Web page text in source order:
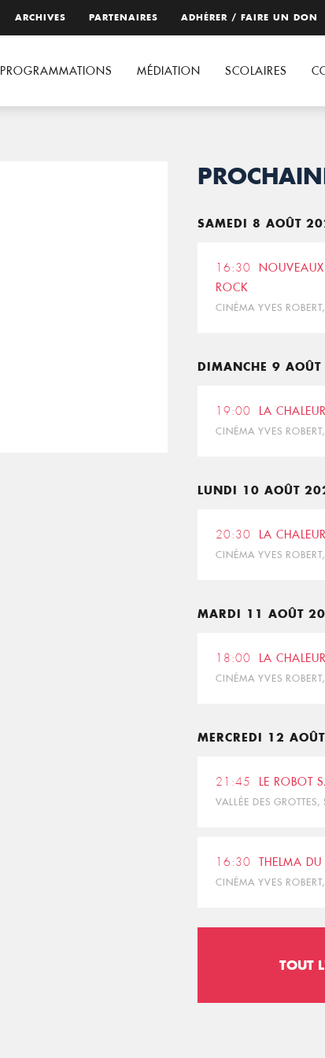
ARCHIVES PARTENAIRES ADHÉRER / FAIRE UN DON
PROGRAMMATIONS MÉDIATION SCOLAIRES
SAMEDI 8 AOÛT
16:30
ROCK
CINÉMA YVES
DIMANCHE 9
19:00 LA CHALEUR
CINÉMA YVES
LUNDI 10 AOÛT
20:30 LA CHALEUR
CINÉMA YVES
MARDI 11 AOÛT
18:00 LA CHALEUR
CINÉMA YVES
MERCREDI 12
21:45 LE ROBOT
VALLÉE DES GROTTES,
16:30 THELMA
CINÉMA YVES
TOUT